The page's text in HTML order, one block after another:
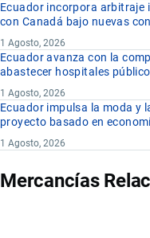
Ecuador incorpora arbitraje
con Canadá bajo nuevas
1 Agosto, 2026
Ecuador avanza con la
abastecer hospitales
1 Agosto, 2026
Ecuador impulsa la moda y
proyecto basado en
1 Agosto, 2026
Mercancías